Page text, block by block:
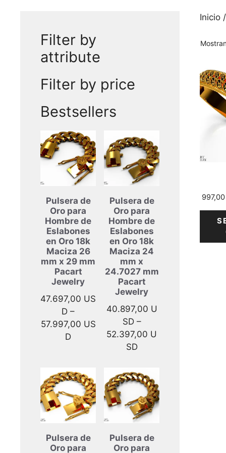
Inicio
997,00
Este
tiene
varias
se
en
página
Filter by
attribute
Filter by price
Bestsellers
Pulsera de
Oro para
Hombre de
Eslabones
en Oro 18k
Maciza 26
mm x 29 mm
Pacart
Jewelry
47.697,00 US
D –
57.997,00 US
DRango
desde
47.697,00 USD
hasta
57.997,00 USD
Pulsera de
Oro para
Hombre de
Eslabones
en Oro 18k
Maciza 24
mm x
24.7027 mm
Pacart
Jewelry
40.897,00 U
SD –
52.397,00 U
SDRango
precios:
desde
40.897,00 USD
hasta
52.397,00 USD
Pulsera de
Oro para
Pulsera de
Oro para